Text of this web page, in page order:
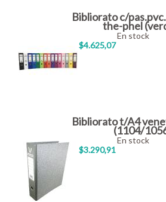
Bibliorato c/
the-phel
$4.625,07
En stock
Bibliorato t/A4
(1104/
$3.290,91
En stock